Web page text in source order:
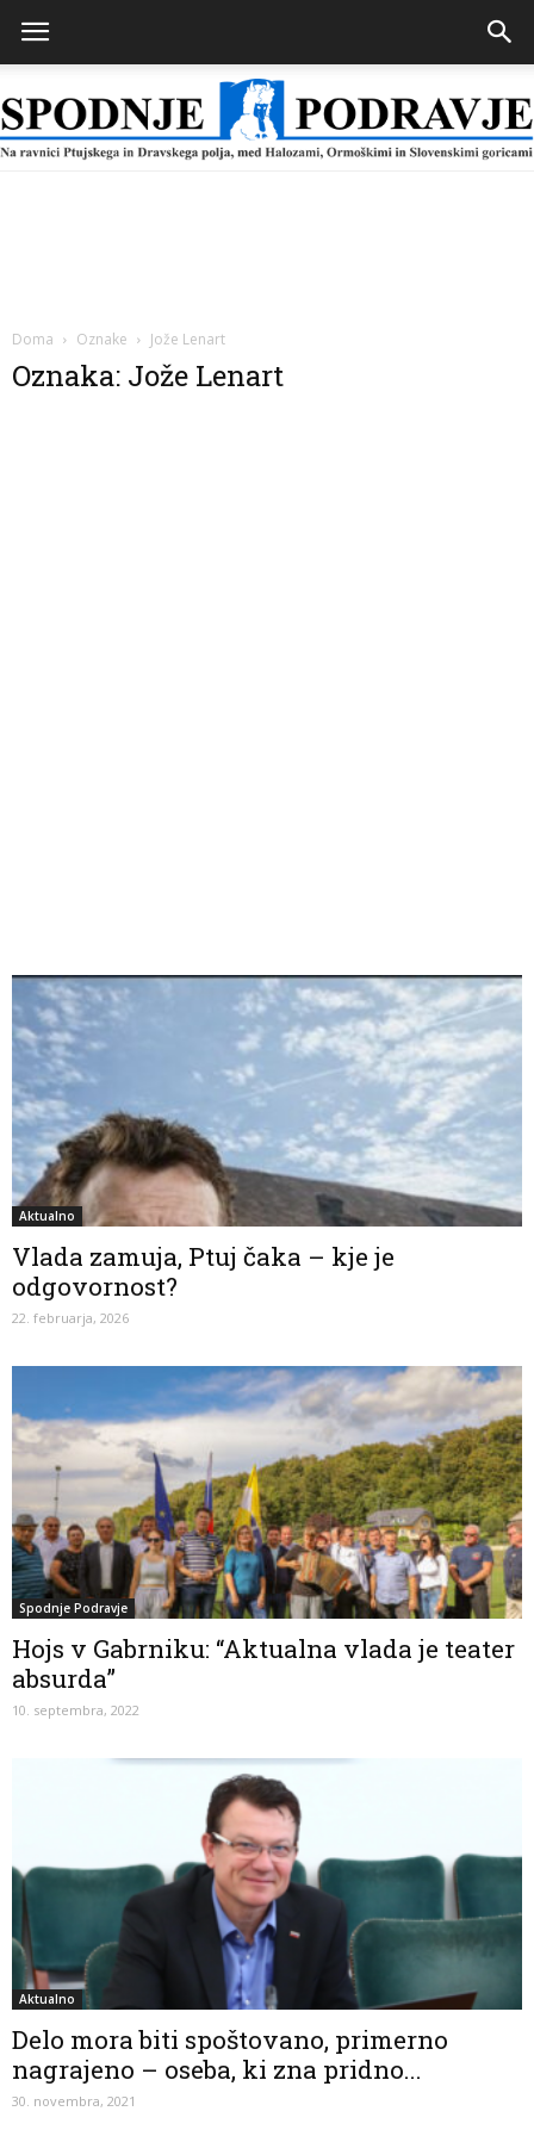
Doma Oznake Jože Lenart
Oznaka: Jože Lenart
Aktualno
Vlada zamuja, Ptuj čaka – kje je
odgovornost?
22. februarja, 2026
Spodnje Podravje
Hojs v Gabrniku: “Aktualna vlada je teater
absurda”
10. septembra, 2022
Aktualno
Delo mora biti spoštovano, primerno
nagrajeno – oseba, ki zna pridno...
30. novembra, 2021